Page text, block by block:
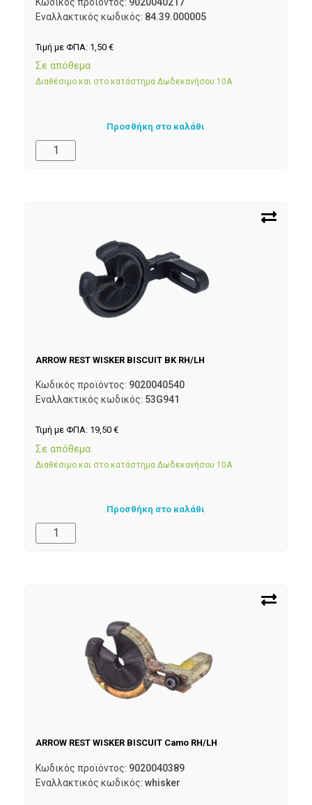
Εναλλακτικός κωδικός: 84.39.000005
Τιμή με ΦΠΑ: 1,50 €
Σε απόθεμα
Διαθέσιμο και στο κατάστημα Δωδεκανήσου 10Α
Προσθήκη στο καλάθι
ARROW REST WISKER BISCUIT BK RH/LH
Κωδικός προϊόντος: 9020040540
Εναλλακτικός κωδικός: 53G941
Τιμή με ΦΠΑ: 19,50 €
Σε απόθεμα
Διαθέσιμο και στο κατάστημα Δωδεκανήσου 10Α
Προσθήκη στο καλάθι
ARROW REST WISKER BISCUIT Camo RH/LH
Κωδικός προϊόντος: 9020040389
Εναλλακτικός κωδικός: whisker